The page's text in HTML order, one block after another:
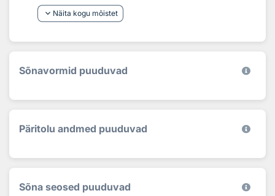
keyboard_arrow_down Näita kogu mõistet
Sõnavormid puuduvad
Päritolu andmed puuduvad
Sõna seosed puuduvad